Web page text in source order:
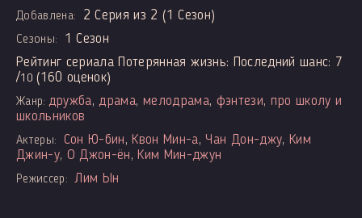
Добавлена: 2 Серия из 2 (1 Сезон)
Сезоны:
1 Сезон
Рейтинг сериала Потерянная жизнь: Последний шанс: 7
/10 (160 оценок)
Жанр: дружба, драма, мелодрама, фэнтези, про школу и
школьников
Актеры: Сон Ю-бин, Квон Мин-а,Чан Дон-джу, Ким
Джин-у, О Джон-ён, Ким Мин-джун
Режиссер: Лим Ын